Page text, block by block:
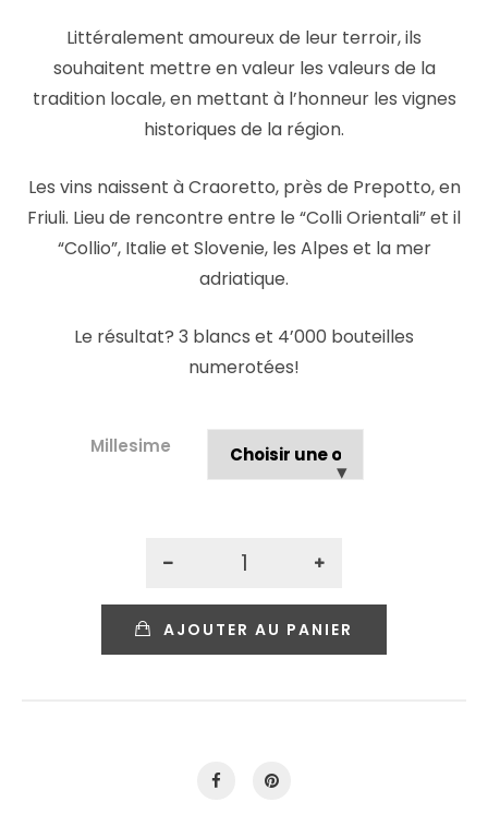
Littéralement amoureux de leur terroir, ils
souhaitent mettre en valeur les valeurs de la
tradition locale, en mettant à l’honneur les vignes
historiques de la région.
Les vins naissent à Craoretto, près de Prepotto, en
Friuli. Lieu de rencontre entre le “Colli Orientali” et il
“Collio”, Italie et Slovenie, les Alpes et la mer
adriatique.
Le résultat? 3 blancs et 4’000 bouteilles
numerotées!
Millesime
AJOUTER AU PANIER